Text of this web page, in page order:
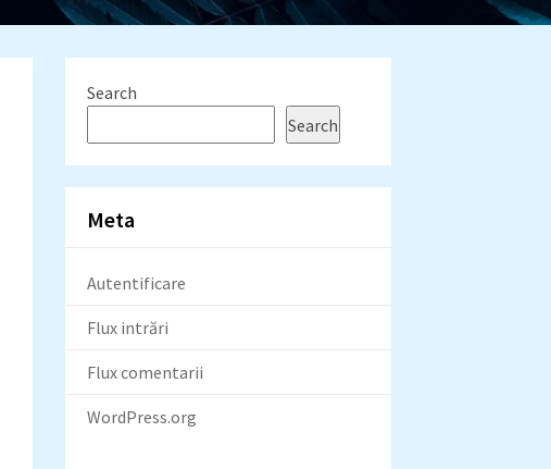
Search
Search
Meta
Autentificare
Flux intrări
Flux comentarii
WordPress.org